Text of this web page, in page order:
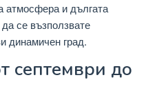
атмосфера и дългата
се възползвате
динамичен град.
септември до